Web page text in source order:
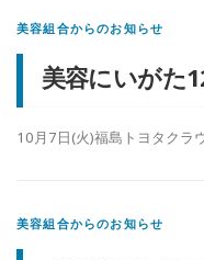
美容組合からのお知らせ
美容にいがた
10月7日(火)福島トヨタクラ
美容組合からのお知らせ